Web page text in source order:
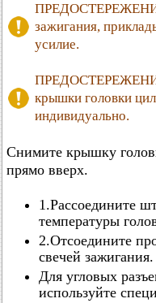
зажигания,
усилие.
крышки головки
индивидуально.
Снимите крышку
прямо вверх.
1.Рассоедините
температуры
2.Отсоедините
свечей зажигания.
Для угловых
используйте